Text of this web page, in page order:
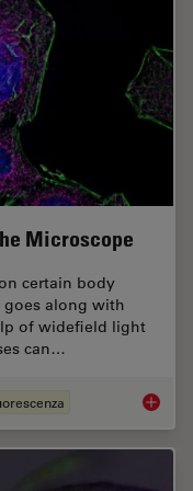
Microscope
certain body
goes along with
of widefield light
can…